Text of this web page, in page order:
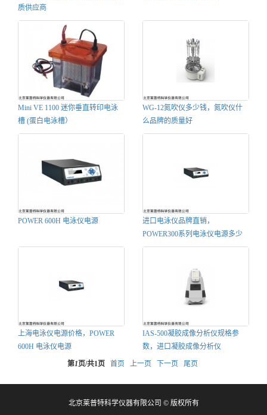
质供应商
Mini VE 1100 迷你垂直转印电泳
槽 (蛋白电泳槽）
WG-12氮吹仪多少钱，氮吹仪什
么品牌的质量好
POWER 600H 电泳仪电源
进口电泳仪品牌直销，
POWER300系列电泳仪电源多少
钱
上海电泳仪电源价格，POWER
600H 电泳仪电源
IAS-500凝胶成像分析仪规格参
数，进口凝胶成像分析仪
第1页/共1页 首页 上一页 下一页 尾页
北京莱普特科学仪器有限公司 © 版权所有